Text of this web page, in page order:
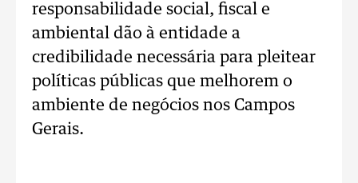
responsabilidade social, fiscal e
ambiental dão à entidade a
credibilidade necessária para pleitear
políticas públicas que melhorem o
ambiente de negócios nos Campos
Gerais.